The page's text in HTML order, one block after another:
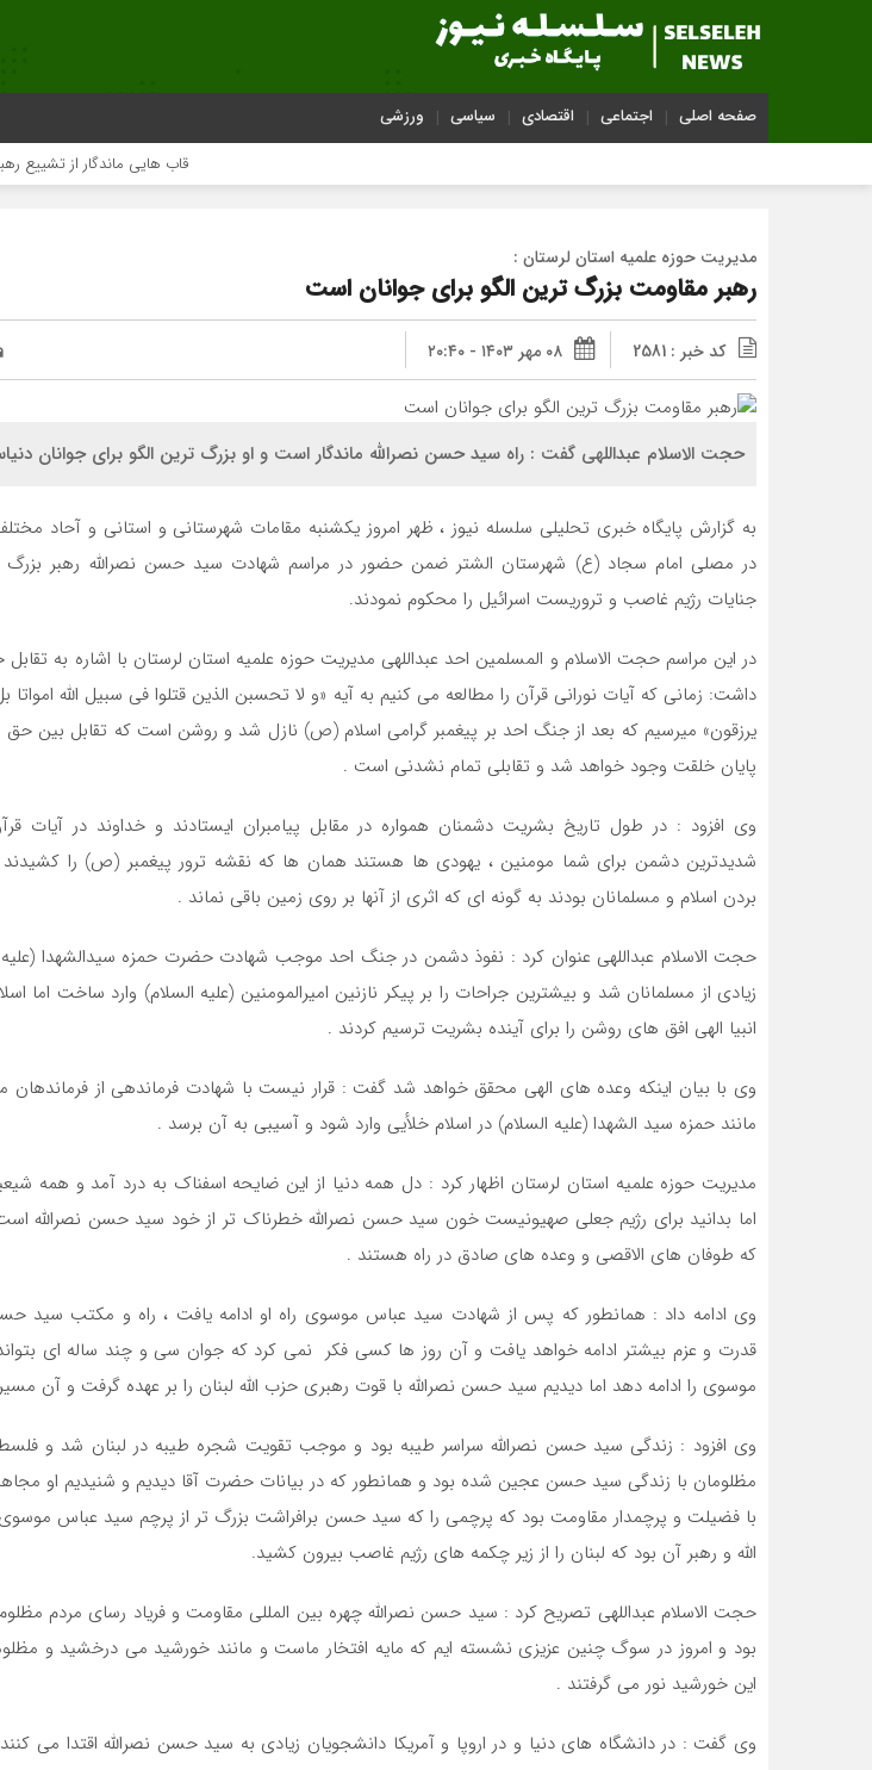
صفحه اصلی اجتماعی اقتصادی سیاسی ورزشی
قاب هایی ماندگار از تشییع رهبر شهید در
مدیریت حوزه علمیه استان لرستان :
رهبر مقاومت بزرگ ترین الگو برای جوانان است
کد خبر : 2581 ۰۸ مهر ۱۴۰۳ - ۲۰:۴۰
حجت الاسلام عبداللهی گفت : راه سید حسن نصرالله ماندگار است و او بزرگ ترین الگو برای جوانان
به گزارش پایگاه خبری تحلیلی سلسله نیوز ، ظهر امروز یکشنبه مقامات شهرستانی و استانی و آحاد
در مصلی امام سجاد (ع) شهرستان الشتر ضمن حضور در مراسم شهادت سید حسن نصرالله رهبر بزرگ
جنایات رژیم غاصب و تروریست اسرائیل را محکوم نمودند.
در این مراسم حجت الاسلام و المسلمین احد عبداللهی مدیریت حوزه علمیه استان لرستان با اشاره به
داشت: زمانی که آیات نورانی قرآن را مطالعه می کنیم به آیه «و لا تحسبن الذین قتلوا فی سبیل الله امواتا
یرزقون» میرسیم که بعد از جنگ احد بر پیغمبر گرامی اسلام (ص) نازل شد و روشن است که تقابل بین حق
پایان خلقت وجود خواهد شد و تقابلی تمام نشدنی است .
وی افزود : در طول تاریخ بشریت دشمنان همواره در مقابل پیامبران ایستادند و خداوند در آیات
شدیدترین دشمن برای شما مومنین ، یهودی ها هستند همان ها که نقشه ترور پیغمبر (ص) را
بردن اسلام و مسلمانان بودند به گونه ای که اثری از آنها بر روی زمین باقی نماند .
حجت الاسلام عبداللهی عنوان کرد : نفوذ دشمن در جنگ احد موجب شهادت حضرت حمزه سیدالشهدا (علیه
زیادی از مسلمانان شد و بیشترین جراحات را بر پیکر نازنین امیرالمومنین (علیه السلام) وارد ساخت اما
انبیا الهی افق های روشن را برای آینده بشریت ترسیم کردند .
وی با بیان اینکه وعده های الهی محقق خواهد شد گفت : قرار نیست با شهادت فرماندهی از فرماندهان
مانند حمزه سید الشهدا (علیه السلام) در اسلام خلأیی وارد شود و آسیبی به آن برسد .
مدیریت حوزه علمیه استان لرستان اظهار کرد : دل همه دنیا از این ضایحه اسفناک به درد آمد و همه
اما بدانید برای رژیم جعلی صهیونیست خون سید حسن نصرالله خطرناک تر از خود سید حسن نصرالله
که طوفان های الاقصی و وعده های صادق در راه هستند .
وی ادامه داد : همانطور که پس از شهادت سید عباس موسوی راه او ادامه یافت ، راه و مکتب سید حسن
قدرت و عزم بیشتر ادامه خواهد یافت و آن روز ها کسی فکر نمی کرد که جوان سی و چند ساله ای
موسوی را ادامه دهد اما دیدیم سید حسن نصرالله با قوت رهبری حزب الله لبنان را بر عهده گرفت و آن مسیر
وی افزود : زندگی سید حسن نصرالله سراسر طیبه بود و موجب تقویت شجره طیبه در لبنان شد و
مظلومان با زندگی سید حسن عجین شده بود و همانطور که در بیانات حضرت آقا دیدیم و شنیدیم او
با فضیلت و پرچمدار مقاومت بود که پرچمی را که سید حسن برافراشت بزرگ تر از پرچم سید عباس
الله و رهبر آن بود که لبنان را از زیر چکمه های رژیم غاصب بیرون کشید.
حجت الاسلام عبداللهی تصریح کرد : سید حسن نصرالله چهره بین المللی مقاومت و فریاد رسای مردم
بود و امروز در سوگ چنین عزیزی نشسته ایم که مایه افتخار ماست و مانند خورشید می درخشید و
این خورشید نور می گرفتند .
وی گفت : در دانشگاه های دنیا و در اروپا و آمریکا دانشجویان زیادی به سید حسن نصرالله اقتدا می